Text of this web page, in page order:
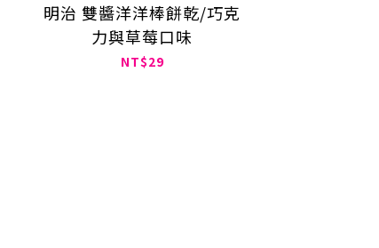
明治 雙醬洋洋棒餅乾/巧克
力與草莓口味
NT$29